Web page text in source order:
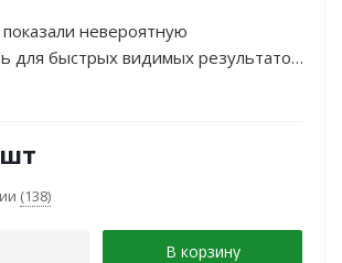
невероятную
для быстрых видимых результатов
разглаживании морщин и
с золотыми нитями –
настоящему действенная
(138)
В корзину